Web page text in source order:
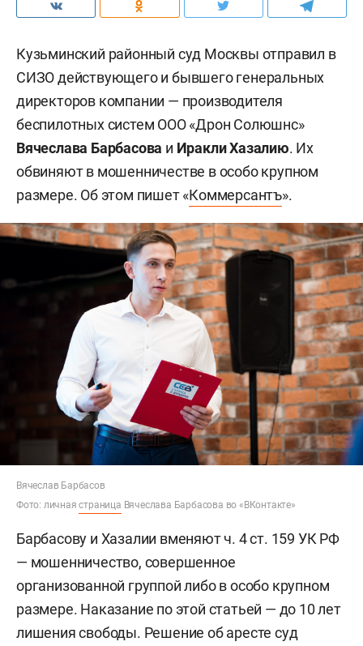
Кузьминский районный суд Москвы отправил в
СИЗО действующего и бывшего генеральных
директоров компании — производителя
беспилотных систем ООО «Дрон Солюшнс»
Вячеслава Барбасова и Иракли Хазалию. Их
обвиняют в мошенничестве в особо крупном
размере. Об этом пишет «Коммерсантъ».
Вячеслав Барбасов
Фото: личнаястраница Вячеслава Барбасова во «ВКонтакте»
Барбасову и Хазалии вменяют ч. 4 ст. 159 УК РФ
— мошенничество, совершенное
организованной группой либо в особо крупном
размере. Наказание по этой статьей — до 10 лет
лишения свободы. Решение об аресте суд